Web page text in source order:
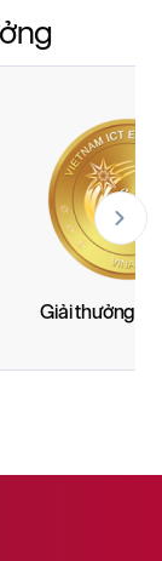
Giải thưởng